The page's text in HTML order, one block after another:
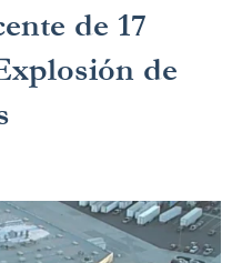
de 17
de